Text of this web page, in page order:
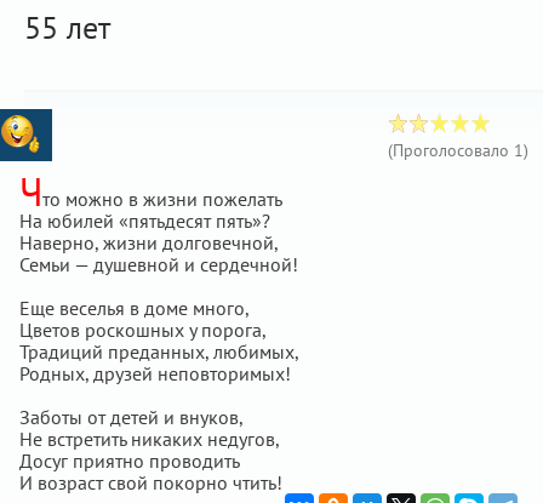
55 лет
(Проголосовало 1)
Что можно в жизни пожелать
На юбилей «пятьдесят пять»?
Наверно, жизни долговечной,
Семьи — душевной и сердечной!
Еще веселья в доме много,
Цветов роскошных у порога,
Традиций преданных, любимых,
Родных, друзей неповторимых!
Заботы от детей и внуков,
Не встретить никаких недугов,
Досуг приятно проводить
И возраст свой покорно чтить!